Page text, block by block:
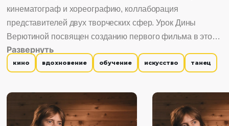
кинематограф и хореографию, коллаборация
представителей двух творческих сфер. Урок Дины
Верютиной посвящен созданию первого фильма в этом
жанре, и его точно стоит посмотреть всем авторам,
которые любят эксперименты. Дина Верютина –
кинотанца. Она делится советами, которые точно
помогут, и лайфхаками, проверенными на практике.
Развернуть
кино вдохновение обучение искусство танец